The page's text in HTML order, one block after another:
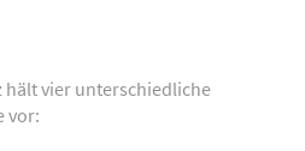
hält vier unterschiedliche
vor: